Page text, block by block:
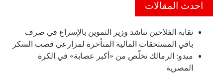
احدث المقالات
نقابة الفلاحين تناشد وزير التموين بالإسراع في صرف
باقي المستحقات المالية المتأخرة لمزارعي قصب السكر
ميدو: الزمالك تخلّص من «أكبر عصابة» في الكرة
المصرية